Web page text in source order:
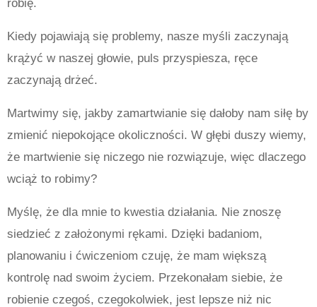
Kiedy pojawiają się problemy, nasze myśli zaczynają
krążyć w naszej głowie, puls przyspiesza, ręce
zaczynają drżeć.
Martwimy się, jakby zamartwianie się dałoby nam siłę by
zmienić niepokojące okoliczności. W głębi duszy wiemy,
że martwienie się niczego nie rozwiązuje, więc dlaczego
wciąż to robimy?
Myślę, że dla mnie to kwestia działania. Nie znoszę
siedzieć z założonymi rękami. Dzięki badaniom,
planowaniu i ćwiczeniom czuję, że mam większą
kontrolę nad swoim życiem. Przekonałam siebie, że
robienie czegoś, czegokolwiek, jest lepsze niż nic